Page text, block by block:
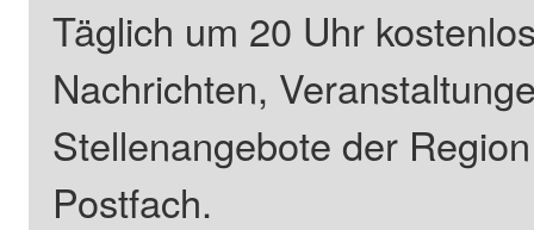
Täglich um 20 Uhr
Nachrichten,
Stellenangebote der
Postfach.